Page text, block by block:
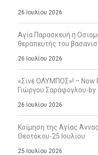
26 Ιουλίου 2026
Αγία Παρασκευή η
θεραπευτής του
26 Ιουλίου 2026
«Σινέ ΟΛΥΜΠΟΣ»! – Now
Γιώργου Σαράφογλου-
26 Ιουλίου 2026
Κοίμηση της Αγίας
Θεοτόκου-25 Ιουλίου
25 Ιουλίου 2026